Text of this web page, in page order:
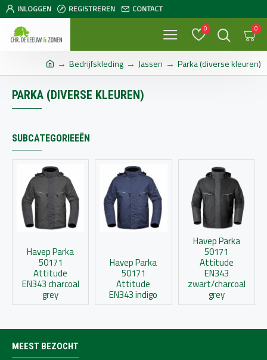
INLOGGEN REGISTREREN CONTACT
0 0
Bedrijfskleding Jassen Parka (diverse kleuren)
PARKA (DIVERSE KLEUREN)
SUBCATEGORIEEËN
Havep Parka
50171
Attitude
EN343 charcoal
grey
Havep Parka
50171
Attitude
EN343 indigo
Havep Parka
50171
Attitude
EN343
zwart/charcoal
grey
MEEST BEZOCHT